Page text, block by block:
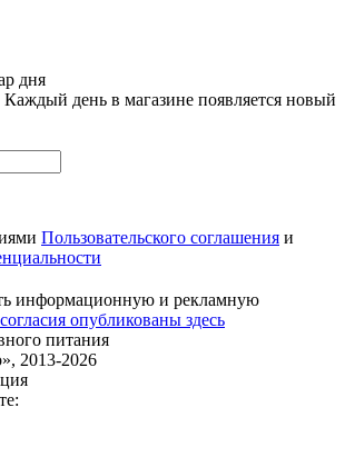
дня
Каждый день в магазине появляется новый
Пользовательского соглашения и
информационную и рекламную
опубликованы здесь
питания
2013-2026